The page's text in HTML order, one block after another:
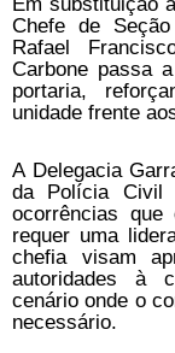
Chefe de
Rafael
Carbone passa
portaria,
unidade frente
A Delegacia
da Polícia Civil
ocorrências que
requer uma
chefia visam
autoridades à
cenário onde o
necessário.